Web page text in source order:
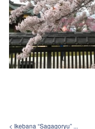
< Ikebana “Sagagoryu” ...